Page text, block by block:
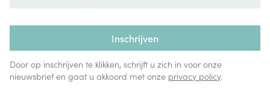
Inschrijven
Door op inschrijven te klikken, schrijft u zich in voor onze
nieuwsbrief en gaat u akkoord met onze privacy policy.